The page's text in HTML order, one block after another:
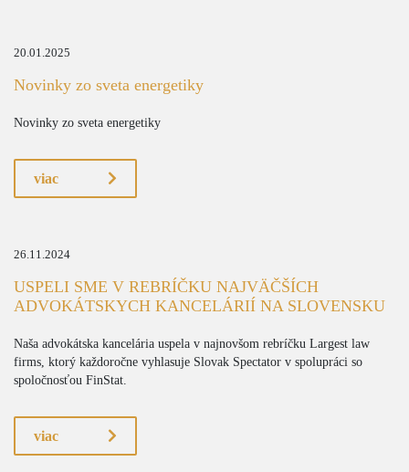
20.01.2025
Novinky zo sveta energetiky
Novinky zo sveta energetiky
viac
26.11.2024
USPELI SME V REBRÍČKU NAJVÄČŠÍCH
ADVOKÁTSKYCH KANCELÁRIÍ NA SLOVENSKU
Naša advokátska kancelária uspela v najnovšom rebríčku Largest law
firms, ktorý každoročne vyhlasuje Slovak Spectator v spolupráci so
spoločnosťou FinStat.
viac